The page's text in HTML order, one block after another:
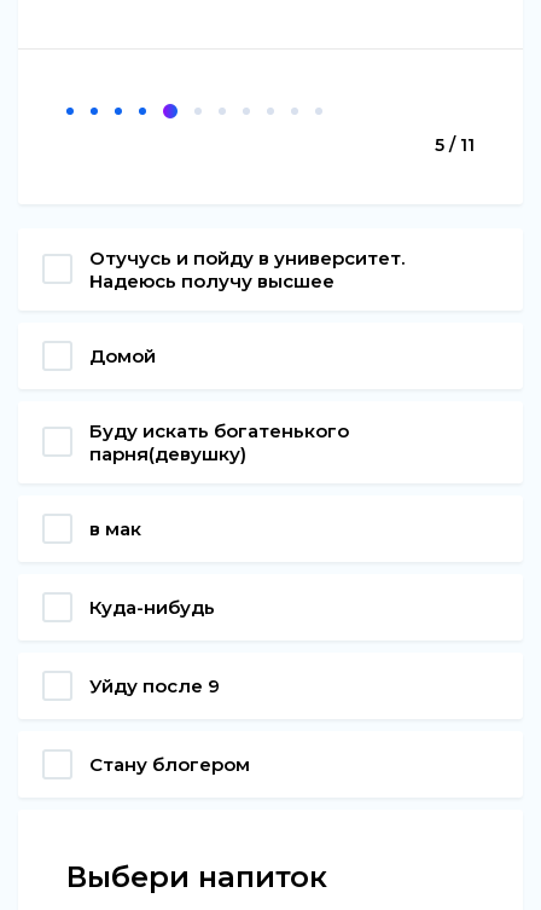
5 / 11
Отучусь и пойду в университет.
Надеюсь получу высшее
Домой
Буду искать богатенького
парня(девушку)
в мак
Куда-нибудь
Уйду после 9
Стану блогером
Выбери напиток